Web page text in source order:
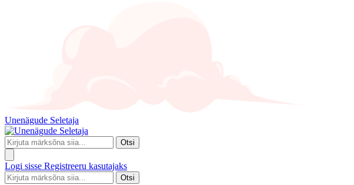
Unenägude Seletaja
Otsi
Logi sisse Registreeru kasutajaks
Otsi